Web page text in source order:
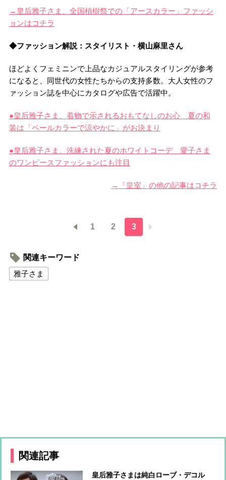
→皇后雅子さま、全国植樹祭での「アースカラー」ファッシ
ョンはコチラ
◆ファッション解説：スタイリスト・横山麻里さん
ほどよくフェミニンで上品なカジュアルスタイリングが参考
になると、同世代の女性たちからの支持多数。大人女性のフ
ァッション誌を中心にカタログや広告で活躍中。
●皇后雅子さま、着物で示されるおもてなしのお心 夏の和
装は「ペールカラーで涼やかに」がお決まり
●皇后雅子さま、洗練された夏のホワイトコーデ 愛子さま
のワンピースファッションにも注目
→「皇室」の他の記事はコチラ
1 2 3
関連キーワード
雅子さま
関連記事
皇后雅子さまは純白ローブ・デコル